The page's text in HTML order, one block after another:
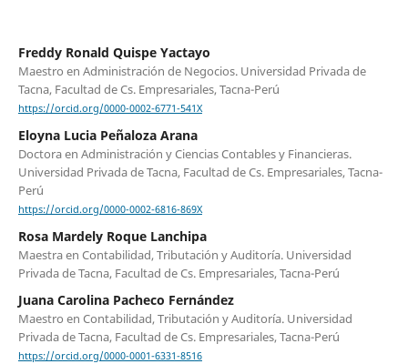
Freddy Ronald Quispe Yactayo
Maestro en Administración de Negocios. Universidad Privada de
Tacna, Facultad de Cs. Empresariales, Tacna-Perú
https://orcid.org/0000-0002-6771-541X
Eloyna Lucia Peñaloza Arana
Doctora en Administración y Ciencias Contables y Financieras.
Universidad Privada de Tacna, Facultad de Cs. Empresariales, Tacna-
Perú
https://orcid.org/0000-0002-6816-869X
Rosa Mardely Roque Lanchipa
Maestra en Contabilidad, Tributación y Auditoría. Universidad
Privada de Tacna, Facultad de Cs. Empresariales, Tacna-Perú
Juana Carolina Pacheco Fernández
Maestro en Contabilidad, Tributación y Auditoría. Universidad
Privada de Tacna, Facultad de Cs. Empresariales, Tacna-Perú
https://orcid.org/0000-0001-6331-8516